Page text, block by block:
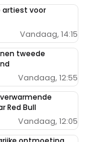
artiest voor
Vandaag, 14:15
tweede
Vandaag, 12:55
Red Bull
Vandaag, 12:05